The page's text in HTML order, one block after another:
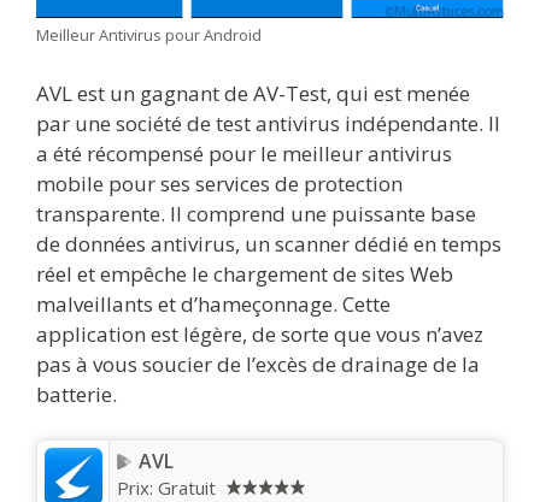
Meilleur Antivirus pour Android
AVL est un gagnant de AV-Test, qui est menée
par une société de test antivirus indépendante. Il
a été récompensé pour le meilleur antivirus
mobile pour ses services de protection
transparente. Il comprend une puissante base
de données antivirus, un scanner dédié en temps
réel et empêche le chargement de sites Web
malveillants et d’hameçonnage. Cette
application est légère, de sorte que vous n’avez
pas à vous soucier de l’excès de drainage de la
batterie.
AVL
Prix: Gratuit